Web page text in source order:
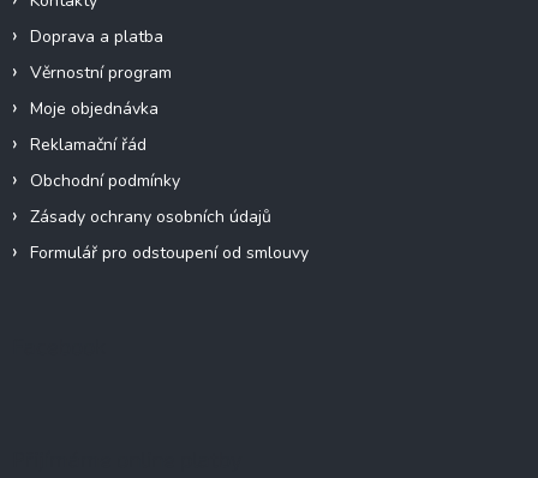
Doprava a platba
Věrnostní program
Moje objednávka
Reklamační řád
Obchodní podmínky
Zásady ochrany osobních údajů
Formulář pro odstoupení od smlouvy